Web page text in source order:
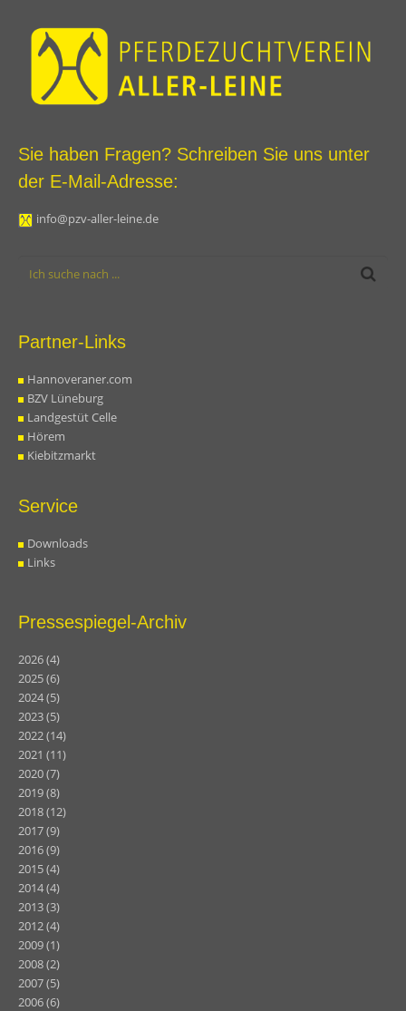
Sie haben Fragen? Schreiben Sie uns unter
der E-Mail-Adresse:
info@pzv-aller-leine.de
Partner-Links
Hannoveraner.com
BZV Lüneburg
Landgestüt Celle
Hörem
Kiebitzmarkt
Service
Downloads
Links
Pressespiegel-Archiv
2026(4)
2025(6)
2024(5)
2023(5)
2022(14)
2021 (11)
2020(7)
2019(8)
2018(12)
2017(9)
2016(9)
2015(4)
2014(4)
2013(3)
2012(4)
2009(1)
2008(2)
2007(5)
2006(6)